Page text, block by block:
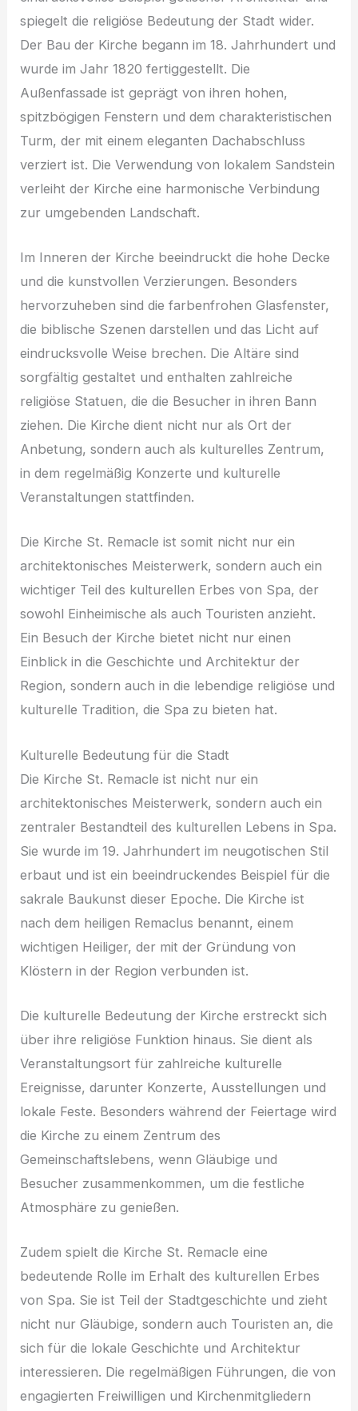
spiegelt die religiöse Bedeutung der Stadt wider.
Der Bau der Kirche begann im 18. Jahrhundert und
wurde im Jahr 1820 fertiggestellt. Die
Außenfassade ist geprägt von ihren hohen,
spitzbögigen Fenstern und dem charakteristischen
Turm, der mit einem eleganten Dachabschluss
verziert ist. Die Verwendung von lokalem Sandstein
verleiht der Kirche eine harmonische Verbindung
zur umgebenden Landschaft.
Im Inneren der Kirche beeindruckt die hohe Decke
und die kunstvollen Verzierungen. Besonders
hervorzuheben sind die farbenfrohen Glasfenster,
die biblische Szenen darstellen und das Licht auf
eindrucksvolle Weise brechen. Die Altäre sind
sorgfältig gestaltet und enthalten zahlreiche
religiöse Statuen, die die Besucher in ihren Bann
ziehen. Die Kirche dient nicht nur als Ort der
Anbetung, sondern auch als kulturelles Zentrum,
in dem regelmäßig Konzerte und kulturelle
Veranstaltungen stattfinden.
Die Kirche St. Remacle ist somit nicht nur ein
architektonisches Meisterwerk, sondern auch ein
wichtiger Teil des kulturellen Erbes von Spa, der
sowohl Einheimische als auch Touristen anzieht.
Ein Besuch der Kirche bietet nicht nur einen
Einblick in die Geschichte und Architektur der
Region, sondern auch in die lebendige religiöse und
kulturelle Tradition, die Spa zu bieten hat.
Kulturelle Bedeutung für die Stadt
Die Kirche St. Remacle ist nicht nur ein
architektonisches Meisterwerk, sondern auch ein
zentraler Bestandteil des kulturellen Lebens in Spa.
Sie wurde im 19. Jahrhundert im neugotischen Stil
erbaut und ist ein beeindruckendes Beispiel für die
sakrale Baukunst dieser Epoche. Die Kirche ist
nach dem heiligen Remaclus benannt, einem
wichtigen Heiliger, der mit der Gründung von
Klöstern in der Region verbunden ist.
Die kulturelle Bedeutung der Kirche erstreckt sich
über ihre religiöse Funktion hinaus. Sie dient als
Veranstaltungsort für zahlreiche kulturelle
Ereignisse, darunter Konzerte, Ausstellungen und
lokale Feste. Besonders während der Feiertage wird
die Kirche zu einem Zentrum des
Gemeinschaftslebens, wenn Gläubige und
Besucher zusammenkommen, um die festliche
Atmosphäre zu genießen.
Zudem spielt die Kirche St. Remacle eine
bedeutende Rolle im Erhalt des kulturellen Erbes
von Spa. Sie ist Teil der Stadtgeschichte und zieht
nicht nur Gläubige, sondern auch Touristen an, die
sich für die lokale Geschichte und Architektur
interessieren. Die regelmäßigen Führungen, die von
engagierten Freiwilligen und Kirchenmitgliedern